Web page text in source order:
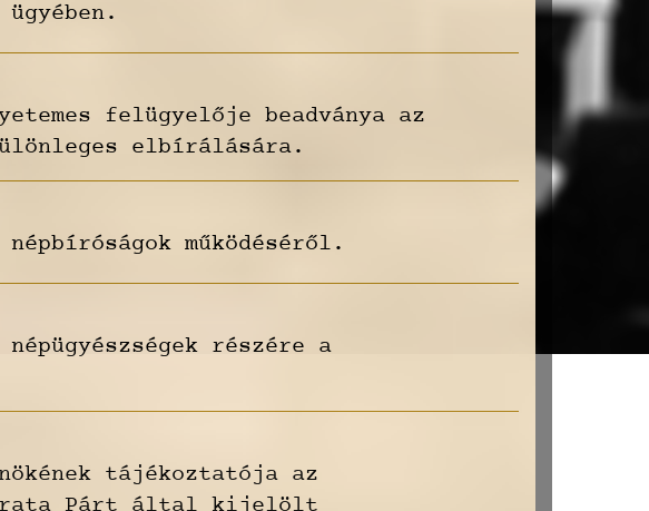
felügyelője beadványa az
elbírálására.
működéséről.
részére a
tájékoztatója az